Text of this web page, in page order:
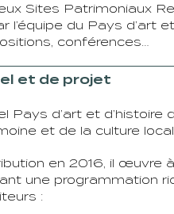
Sites Patrimoniaux
l’équipe du Pays d’art
conférences…
et de projet
Pays d’art et
et de la culture
en 2016, il œuvre
une programmation
: